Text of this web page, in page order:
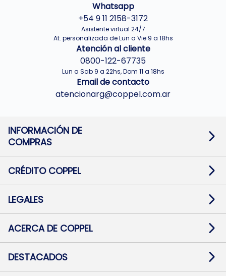
Whatsapp
+54 9 11 2158-3172
Asistente virtual 24/7
At. personalizada de Lun a Vie 9 a 18hs
Atención al cliente
0800-122-67735
Lun a Sab 9 a 22hs, Dom 11 a 18hs
Email de contacto
atencionarg@coppel.com.ar
INFORMACIÓN DE
COMPRAS
Términos y condiciones
Botón de arrepentimiento
Mapa de sitio
CRÉDITO COPPEL
Solicitar Crédito
Medios de Pago
Pago Fácil Online
LEGALES
Baja contratos
Defensa al consumidor CABA
ACERCA DE COPPEL
Trabajá con Nosotros
Preguntas Frecuentes
DESTACADOS